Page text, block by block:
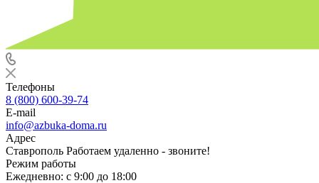
Телефоны
8 (800) 600-39-74
E-mail
info@azbuka-doma.ru
Адрес
Ставрополь Работаем удаленно - звоните!
Режим работы
Ежедневно: с 9:00 до 18:00